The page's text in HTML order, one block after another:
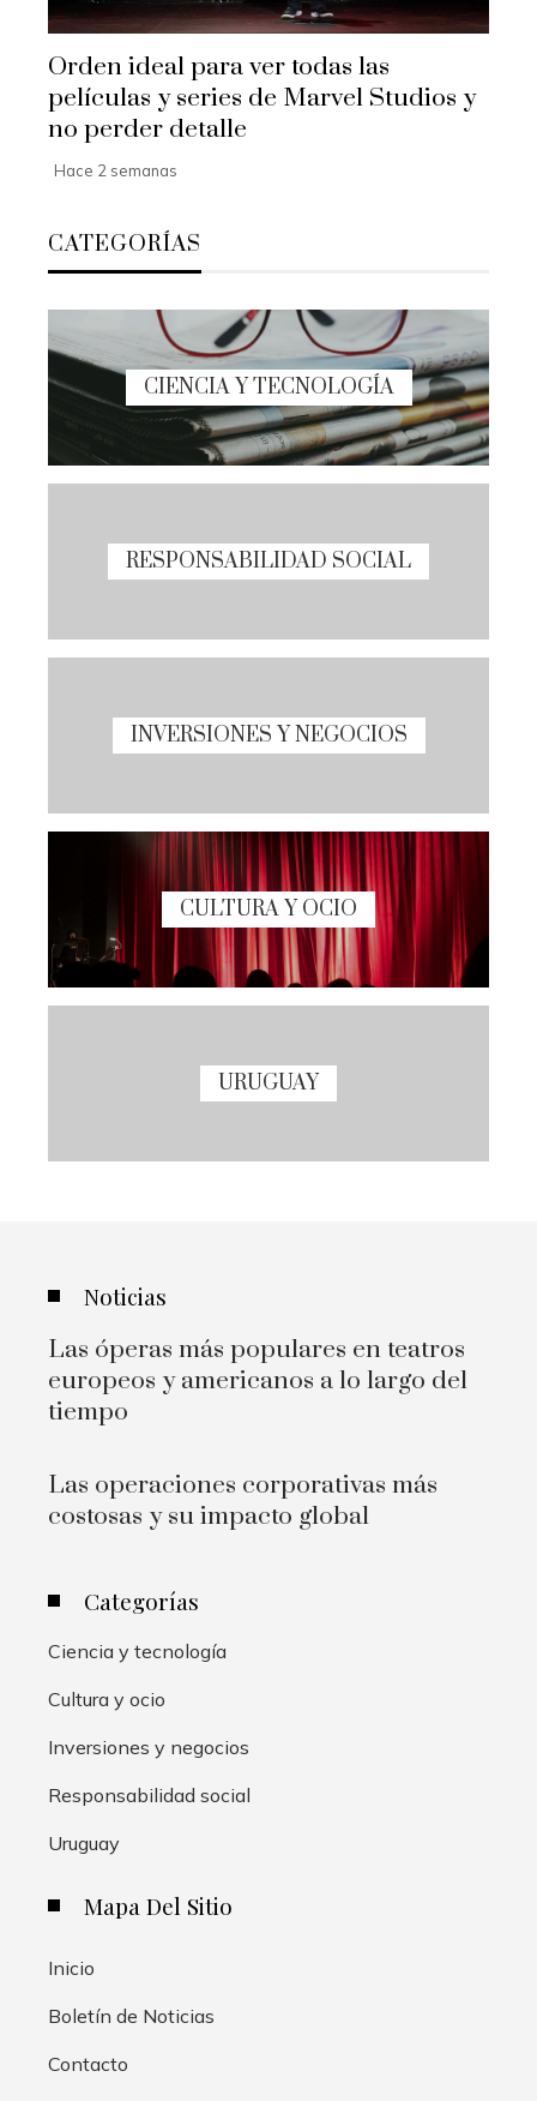
Orden ideal para ver todas las
películas y series de Marvel Studios y
no perder detalle
Hace 2 semanas
CATEGORÍAS
CIENCIA Y TECNOLOGÍA
RESPONSABILIDAD SOCIAL
INVERSIONES Y NEGOCIOS
CULTURA Y OCIO
URUGUAY
Noticias
Las óperas más populares en teatros
europeos y americanos a lo largo del
tiempo
Las operaciones corporativas más
costosas y su impacto global
Categorías
Ciencia y tecnología
Cultura y ocio
Inversiones y negocios
Responsabilidad social
Uruguay
Mapa Del Sitio
Inicio
Boletín de Noticias
Contacto